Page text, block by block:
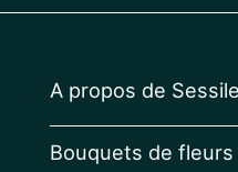
A propos de Sessile
Bouquets de fleurs